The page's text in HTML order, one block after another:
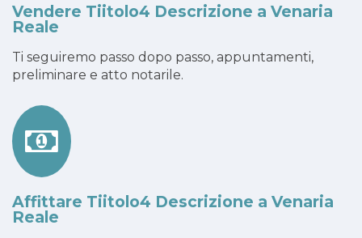
Vendere Tiitolo4 Descrizione a Venaria
Reale
Ti seguiremo passo dopo passo, appuntamenti,
preliminare e atto notarile.
Affittare Tiitolo4 Descrizione a Venaria
Reale